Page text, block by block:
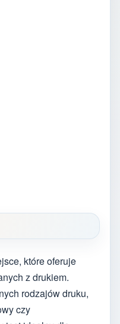
które oferuje
z drukiem.
rodzajów druku,
czy